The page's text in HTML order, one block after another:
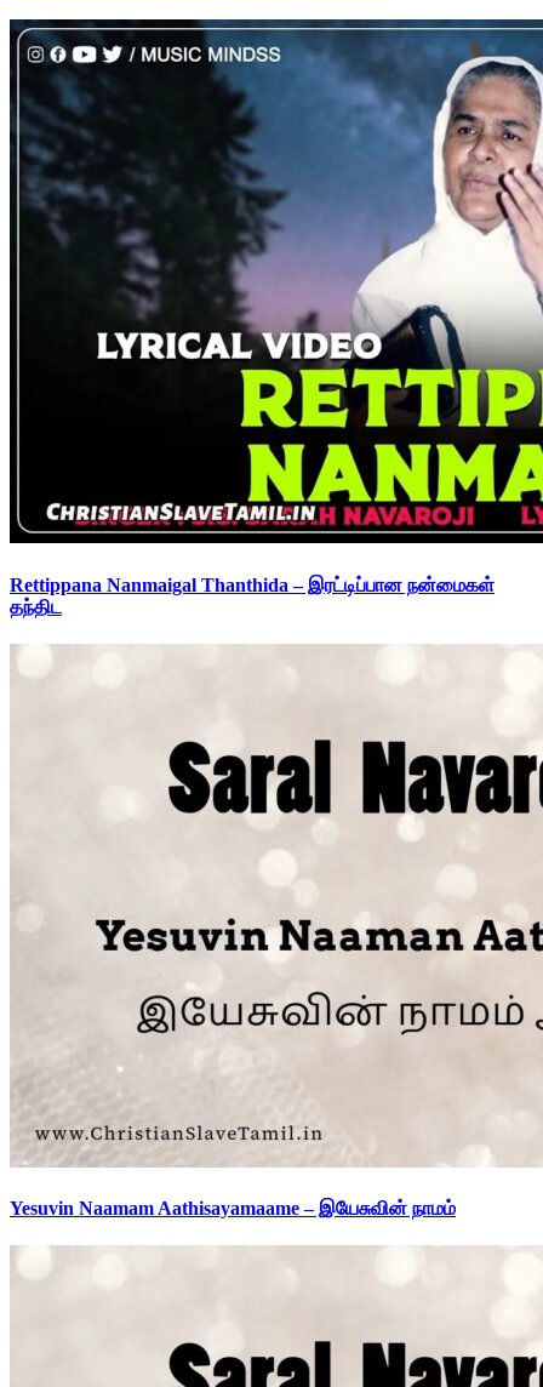
Rettippana Nanmaigal Thanthida – இரட்டிப்பான நன்மைகள்
தந்திட
Yesuvin Naamam Aathisayamaame – இயேசுவின் நாமம்